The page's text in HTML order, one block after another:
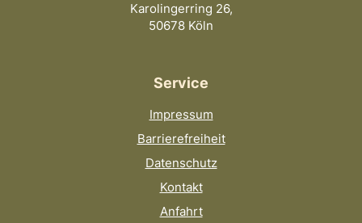
Karolingerring 26,
50678 Köln
Service
Impressum
Barrierefreiheit
Datenschutz
Kontakt
Anfahrt